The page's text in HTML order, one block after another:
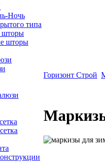
Ночь
типа
шторы
шторы
Горизонт Строй